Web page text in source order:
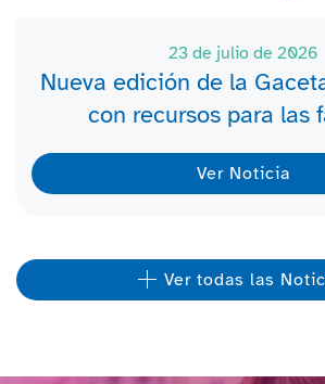
23 de julio de 2026
Nueva edición de la
con recursos para las
Ver Noticia
Ver todas las